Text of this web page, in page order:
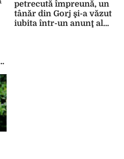
petrecută împreună, un
tânăr din Gorj şi-a văzut
iubita într-un anunţ al